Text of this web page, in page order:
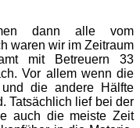
dann alle vom
waren wir im Zeitraum
mit Betreuern 33
Vor allem wenn die
die andere Hälfte
Tatsächlich lief bei der
auch die meiste Zeit